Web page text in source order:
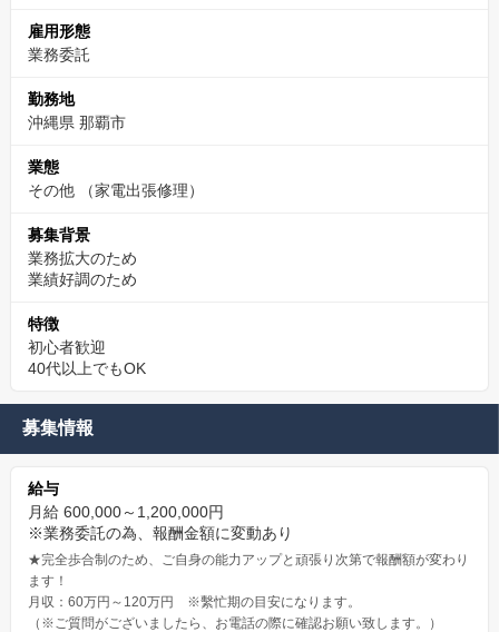
雇用形態
業務委託
勤務地
沖縄県 那覇市
業態
その他
（家電出張修理）
募集背景
業務拡大のため
業績好調のため
特徴
初心者歓迎
40代以上でもOK
募集情報
給与
月給 600,000～1,200,000円
※業務委託の為、報酬金額に変動あり
★完全歩合制のため、ご自身の能力アップと頑張り次第で報酬額が変わり
ます！
月収：60万円～120万円 ※繫忙期の目安になります。
（※ご質問がございましたら、お電話の際に確認お願い致します。）